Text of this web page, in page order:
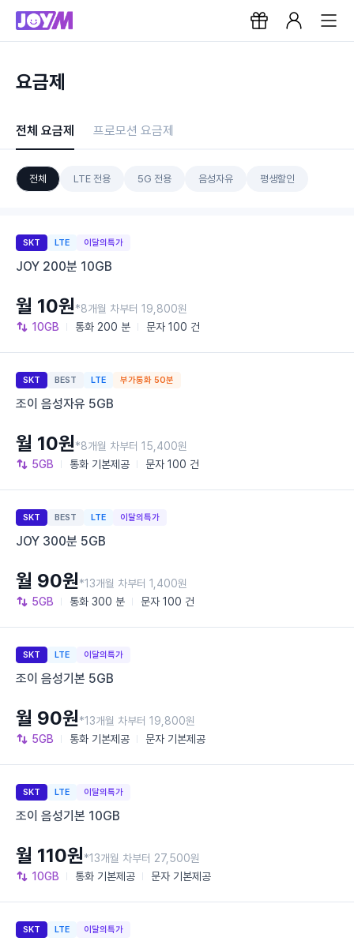
요금제
전체 요금제 프로모션 요금제
전체 LTE 전용 5G 전용 음성자유 평생할인
SKT LTE 이달의특가
JOY 200분 10GB
10GB 통화 200 분 문자 100 건
월 10원*8개월 차부터 19,800원
SKT BEST LTE 부가통화 50분
조이 음성자유 5GB
5GB 통화 기본제공 문자 100 건
월 10원*8개월 차부터 15,400원
SKT BEST LTE 이달의특가
JOY 300분 5GB
5GB 통화 300 분 문자 100 건
월 90원*13개월 차부터 1,400원
SKT LTE 이달의특가
조이 음성기본 5GB
5GB 통화 기본제공 문자 기본제공
월 90원*13개월 차부터 19,800원
SKT LTE 이달의특가
조이 음성기본 10GB
10GB 통화 기본제공 문자 기본제공
월 110원*13개월 차부터 27,500원
SKT LTE 이달의특가